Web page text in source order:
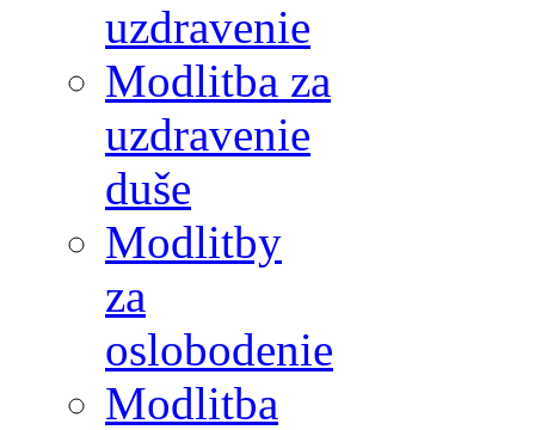
uzdravenie
Modlitba za
uzdravenie
duše
Modlitby
za
oslobodenie
Modlitba